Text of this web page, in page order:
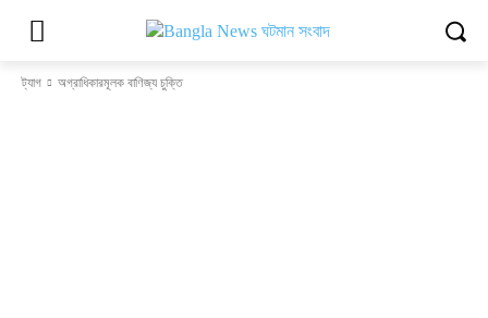
ট্যাগ অগ্রাধিকারমূলক বাণিজ্য চুক্তি